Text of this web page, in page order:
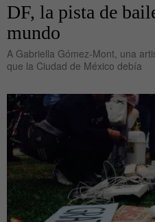
DF, la pista de
mundo
A Gabriella Gómez-Mont, una
que la Ciudad de México debía